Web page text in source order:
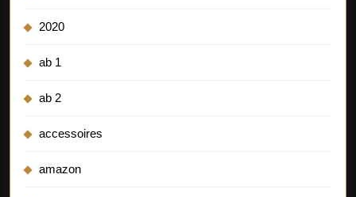
2020
ab 1
ab 2
accessoires
amazon